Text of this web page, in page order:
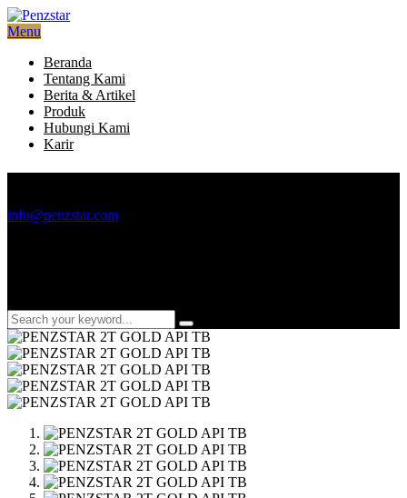
Menu
Beranda
Tentang Kami
Berita & Artikel
Produk
Hubungi Kami
Karir
info@penzstar.com